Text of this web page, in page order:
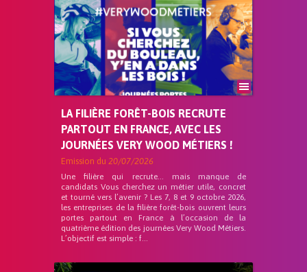
LA FILIÈRE FORÊT-BOIS RECRUTE
PARTOUT EN FRANCE, AVEC LES
JOURNÉES VERY WOOD MÉTIERS !
Emission du 20/07/2026
Une filière qui recrute… mais manque de
candidats Vous cherchez un métier utile, concret
et tourné vers l’avenir ? Les 7, 8 et 9 octobre 2026,
les entreprises de la filière forêt-bois ouvrent leurs
portes partout en France à l’occasion de la
quatrième édition des journées Very Wood Métiers.
L’objectif est simple : f...